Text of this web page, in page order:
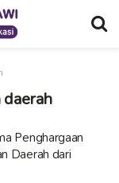
Penghargaan
Daerah dari